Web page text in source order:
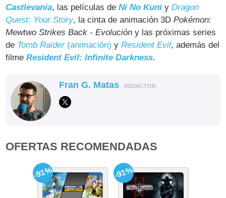
Castlevania, las películas deNi No Kuni yDragon
Quest: Your Story, la cinta de animación 3DPokémon:
Mewtwo Strikes Back - Evolución y las próximas series
de Tomb Raider(animación) yResident Evil, además del
filmeResident Evil: Infinite Darkness.
Fran G. Matas REDACTOR
OFERTAS RECOMENDADAS
-91% -91%